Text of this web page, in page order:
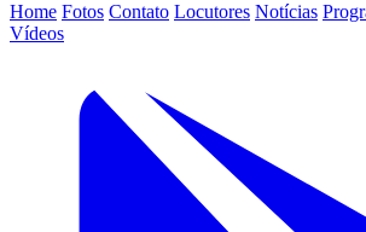
Home Fotos Contato Locutores Notícias
Vídeos